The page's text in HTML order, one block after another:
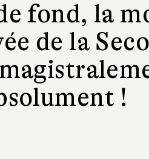
fond, la
de la
!